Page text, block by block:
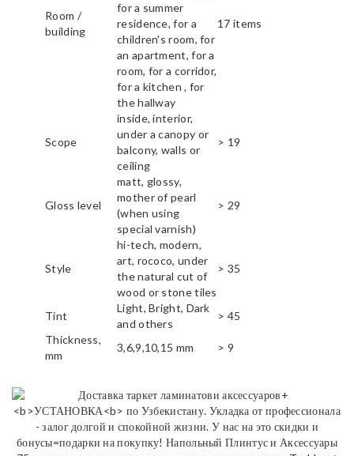
Room /
building
for a summer
residence, for a
children's room, for
an apartment, for a
room, for a corridor,
for a kitchen , for
the hallway
17 items
Scope
inside, interior,
under a canopy or
balcony, walls or
ceiling
> 19
Gloss level
matt, glossy,
mother of pearl
(when using
special varnish)
> 29
Style
hi-tech, modern,
art, rococo, under
the natural cut of
wood or stone tiles
> 35
Tint
Light, Bright, Dark
and others
> 45
Thickness,
mm
3,6,9,10,15 mm > 9